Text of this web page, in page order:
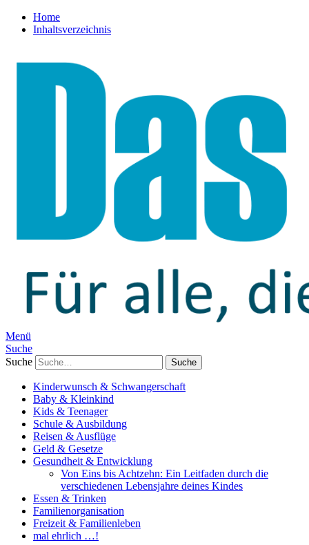
Home
Inhaltsverzeichnis
Menü
Suche
Suche
Kinderwunsch & Schwangerschaft
Baby & Kleinkind
Kids & Teenager
Schule & Ausbildung
Reisen & Ausflüge
Geld & Gesetze
Gesundheit & Entwicklung
Von Eins bis Achtzehn: Ein Leitfaden durch die
verschiedenen Lebensjahre deines Kindes
Essen & Trinken
Familienorganisation
Freizeit & Familienleben
mal ehrlich …!